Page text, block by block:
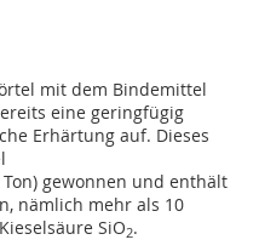
mit dem Bindemittel
eine geringfügig
Erhärtung auf. Dieses
gewonnen und enthält
nämlich mehr als 10
SiO2.